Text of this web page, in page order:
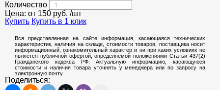
Количество
Цена: от 150 руб. /шт
Купить Купить в 1 клик
Вся представленная на сайте информация, касающаяся технических
характеристик, наличия на складе, стоимости товаров, поставщика носит
информационный, ознакомительный характер и ни при каких условиях не
является публичной офертой, определяемой положениями Статьи 437(2)
Гражданского кодекса РФ. Актуальную информацию, касающуюся
стоимости и наличия товара уточнять у менеджера или по запросу на
электронную почту.
Поделиться: